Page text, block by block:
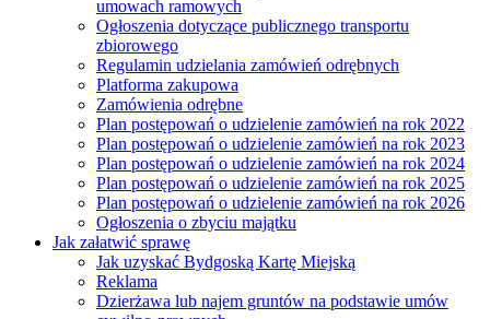
umowach ramowych
Ogłoszenia dotyczące publicznego transportu
zbiorowego
Regulamin udzielania zamówień odrębnych
Platforma zakupowa
Zamówienia odrębne
Plan postępowań o udzielenie zamówień na rok 2022
Plan postępowań o udzielenie zamówień na rok 2023
Plan postępowań o udzielenie zamówień na rok 2024
Plan postępowań o udzielenie zamówień na rok 2025
Plan postępowań o udzielenie zamówień na rok 2026
Ogłoszenia o zbyciu majątku
Jak załatwić sprawę
Jak uzyskać Bydgoską Kartę Miejską
Reklama
Dzierżawa lub najem gruntów na podstawie umów